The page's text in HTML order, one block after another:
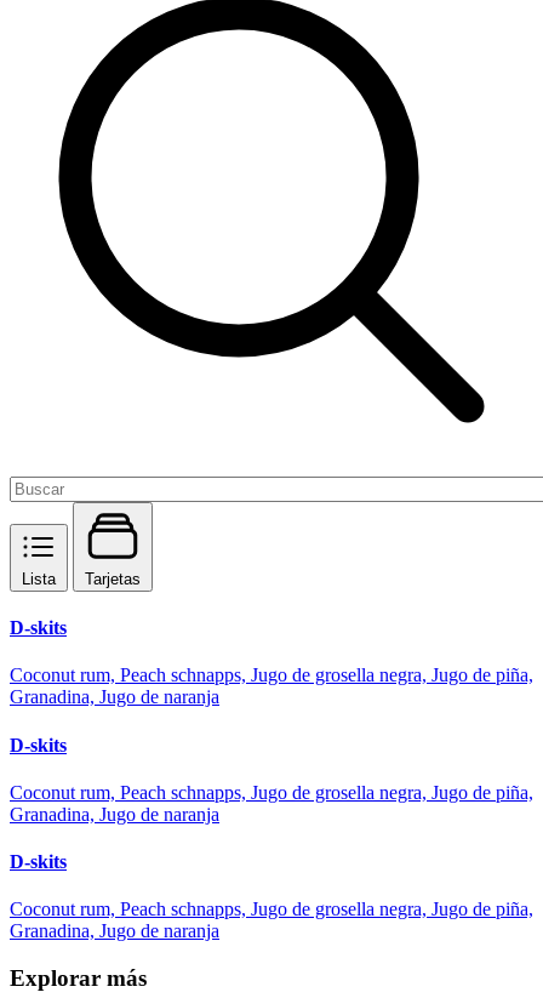
Lista Tarjetas
D-skits
Coconut rum, Peach schnapps, Jugo de grosella negra, Jugo de piña,
Granadina, Jugo de naranja
D-skits
Coconut rum, Peach schnapps, Jugo de grosella negra, Jugo de piña,
Granadina, Jugo de naranja
D-skits
Coconut rum, Peach schnapps, Jugo de grosella negra, Jugo de piña,
Granadina, Jugo de naranja
Explorar más